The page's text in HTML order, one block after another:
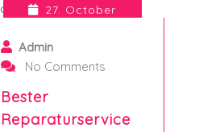
27. October
Admin
No Comments
Bester
Reparaturservice